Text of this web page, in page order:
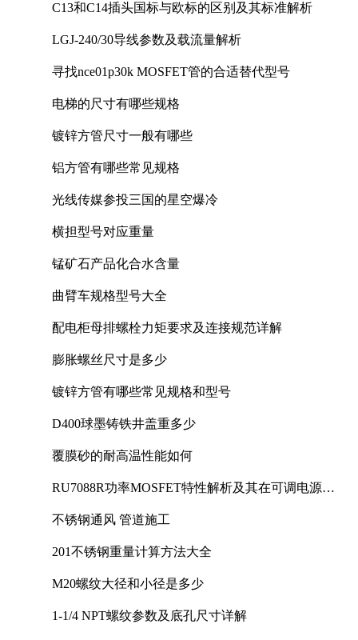
C13和C14插头国标与欧标的区别及其标准解析
LGJ-240/30导线参数及载流量解析
寻找nce01p30k MOSFET管的合适替代型号
电梯的尺寸有哪些规格
镀锌方管尺寸一般有哪些
铝方管有哪些常见规格
光线传媒参投三国的星空爆冷
横担型号对应重量
锰矿石产品化合水含量
曲臂车规格型号大全
配电柜母排螺栓力矩要求及连接规范详解
膨胀螺丝尺寸是多少
镀锌方管有哪些常见规格和型号
D400球墨铸铁井盖重多少
覆膜砂的耐高温性能如何
RU7088R功率MOSFET特性解析及其在可调电源设
不锈钢通风 管道施工
201不锈钢重量计算方法大全
M20螺纹大径和小径是多少
1-1/4 NPT螺纹参数及底孔尺寸详解